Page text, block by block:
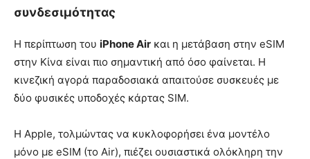
συνδεσιμότητας
Η περίπτωση του iPhone Air και η μετάβαση στην eSIM
στην Κίνα είναι πιο σημαντική από όσο φαίνεται. Η
κινεζική αγορά παραδοσιακά απαιτούσε συσκευές με
δύο φυσικές υποδοχές κάρτας SIM.
Η Apple, τολμώντας να κυκλοφορήσει ένα μοντέλο
μόνο με eSIM (το Air), πιέζει ουσιαστικά ολόκληρη την